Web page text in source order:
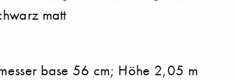
matt
base 56 cm; Höhe 2,05 m